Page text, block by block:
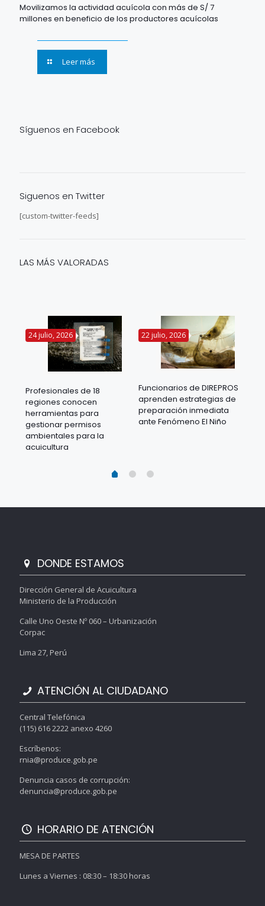
Movilizamos la actividad acuícola con más de S/ 7
millones en beneficio de los productores acuícolas
Leer más
Síguenos en Facebook
Siguenos en Twitter
[custom-twitter-feeds]
LAS MÁS VALORADAS
24 julio, 2026
Profesionales de 18
regiones conocen
herramientas para
gestionar permisos
ambientales para la
acuicultura
22 julio, 2026
Funcionarios de DIREPROS
aprenden estrategias de
preparación inmediata
ante Fenómeno El Niño
DONDE ESTAMOS
Dirección General de Acuicultura
Ministerio de la Producción
Calle Uno Oeste Nº 060 – Urbanización
Corpac
Lima 27, Perú
ATENCIÓN AL CIUDADANO
Central Telefónica
(115) 616 2222 anexo 4260
Escríbenos:
rnia@produce.gob.pe
Denuncia casos de corrupción:
denuncia@produce.gob.pe
HORARIO DE ATENCIÓN
MESA DE PARTES
Lunes a Viernes : 08:30 – 18:30 horas